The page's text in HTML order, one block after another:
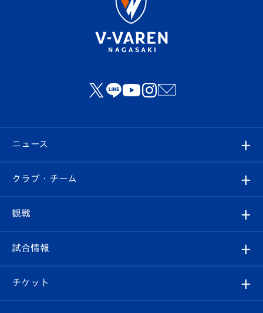
ニュース
すべて
クラブ
試合情報
クラブ・チーム
クラブ概要
エンブレム紹介
観戦
観戦ルール
はじめての観戦ガイド
試合情報
試合日程/結果
チケット